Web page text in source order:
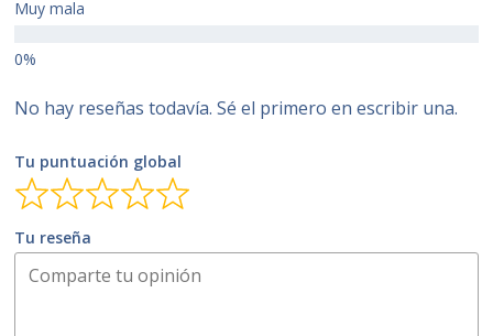
Muy mala
No hay reseñas todavía. Sé el primero en escribir una.
Tu puntuación global
Tu reseña